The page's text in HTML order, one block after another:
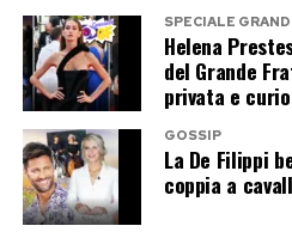
che, come dice lei stessa,
«buttarla in caciara»,
situazioni più complicate
sorridere.
È forse proprio questa
leggerezza e profondità
SPECIALE
Helena
del Grande
privata e
GOSSIP
La De Filippi
coppia a